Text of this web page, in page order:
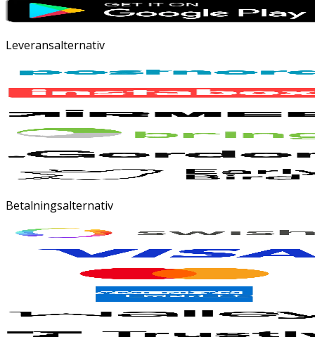
Leveransalternativ
Betalningsalternativ